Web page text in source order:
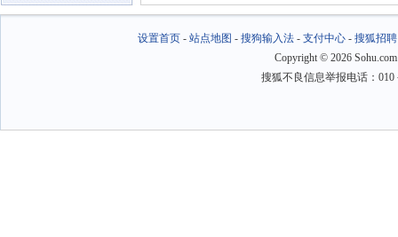
设置首页- 站点地图 - 搜狗输入法- 支付中心- 搜狐招聘
Copyright © 2026
搜狐不良信息举报电话：010